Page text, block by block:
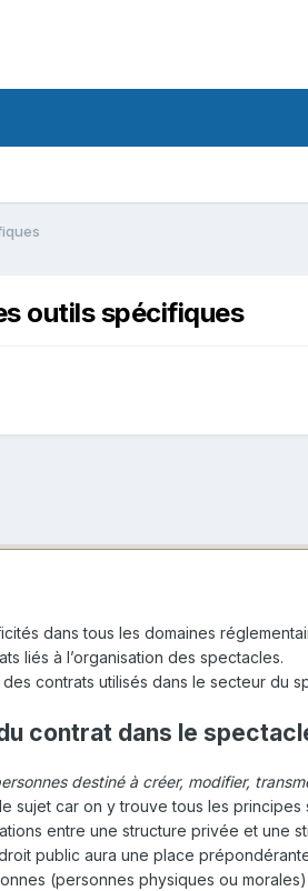
outils spécifiques
dans tous les domaines
liés à l’organisation des spectacles.
contrats utilisés dans le secteur du
contrat dans le
destiné à créer, modifier,
sujet car on y trouve tous les
entre une structure privée et une
public aura une place
(personnes physiques ou